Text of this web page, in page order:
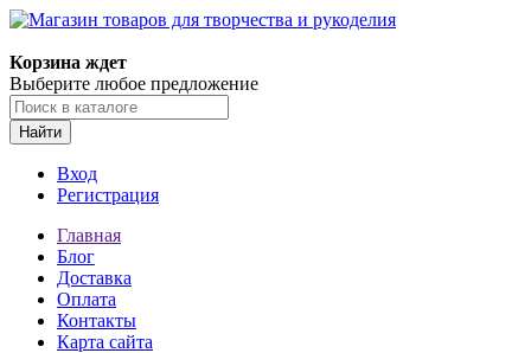
Корзина ждет
Выберите любое предложение
Найти
Вход
Регистрация
Главная
Блог
Доставка
Оплата
Контакты
Карта сайта